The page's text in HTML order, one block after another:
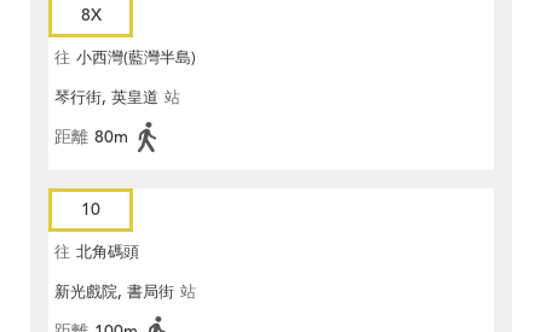
8X
往 小西灣(藍灣半島)
琴行街, 英皇道 站
距離 80m
10
往 北角碼頭
新光戲院, 書局街 站